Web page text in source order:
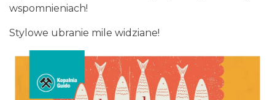
wspomnieniach!
Stylowe ubranie mile widziane!